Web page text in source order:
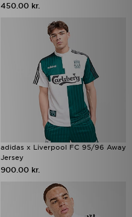
450.00 kr.
adidas x Liverpool FC 95/96 Away
Jersey
900.00 kr.